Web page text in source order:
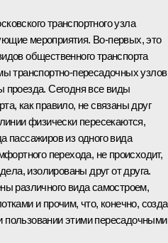
транспортного узла
мероприятия. Во‑первых, это
общественного транспорта
транспортно-пересадочных узлов
проезда. Сегодня все виды
как правило, не связаны друг
физически пересекаются,
пассажиров из одного вида
перехода, не происходит,
изолированы друг от друга.
различного вида самостроем,
и прочим, что, конечно,
этими пересадочными